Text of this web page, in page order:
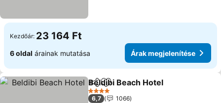
Kezdőár: 23 164 Ft
6 oldal árainak mutatása Árak megjelenítése
Megosztás
Hozzáadás a kedvencekhez
Beldibi Beach Hotel
4 Kategória
6,7
1066